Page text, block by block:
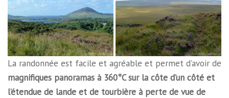
La randonnée est facile et agréable et permet d’avoir de
magnifiques panoramas à 360°C sur la côte d’un côté et
l’étendue de lande et de tourbière à perte de vue de